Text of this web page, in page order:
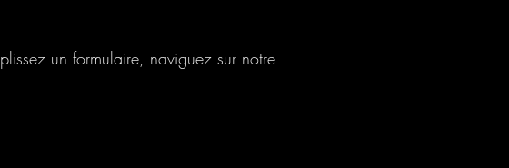
un formulaire, naviguez sur notre